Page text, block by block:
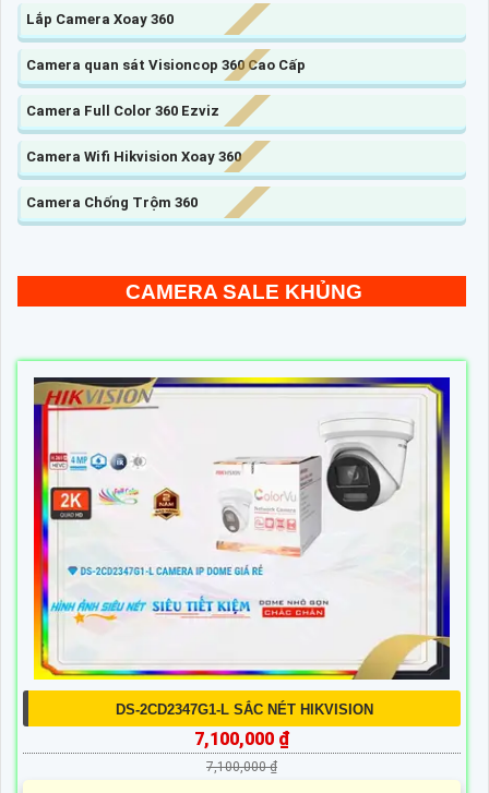
Lắp Camera Xoay 360
Camera quan sát Visioncop 360 Cao Cấp
Camera Full Color 360 Ezviz
Camera Wifi Hikvision Xoay 360
Camera Chống Trộm 360
CAMERA SALE KHỦNG
DS-2CD2347G1-L SẮC NÉT HIKVISION
7,100,000 ₫
7,100,000 ₫